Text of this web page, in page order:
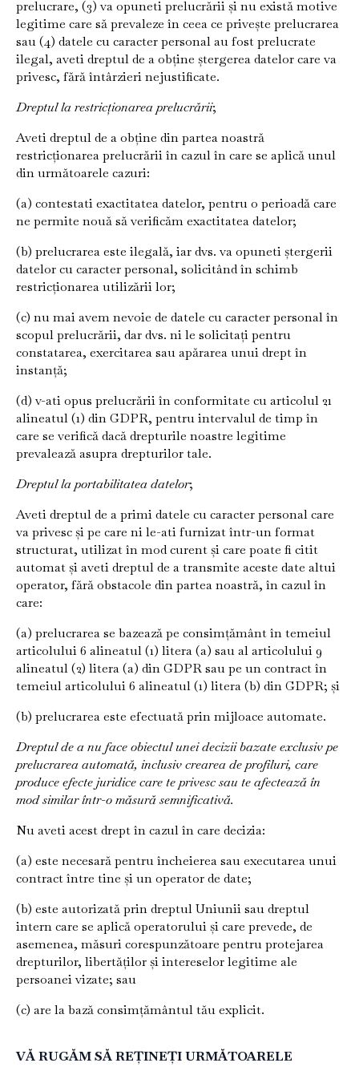
prelucrare, (3) va opuneti prelucrării și nu există motive
legitime care să prevaleze în ceea ce privește prelucrarea
sau (4) datele cu caracter personal au fost prelucrate
ilegal, aveti dreptul de a obține ștergerea datelor care va
privesc, fără întârzieri nejustificate.
Dreptul la restricționarea prelucrării;
Aveti dreptul de a obține din partea noastră
restricționarea prelucrării în cazul în care se aplică unul
din următoarele cazuri:
(a) contestati exactitatea datelor, pentru o perioadă care
ne permite nouă să verificăm exactitatea datelor;
(b) prelucrarea este ilegală, iar dvs. va opuneti ștergerii
datelor cu caracter personal, solicitând în schimb
restricționarea utilizării lor;
(c) nu mai avem nevoie de datele cu caracter personal în
scopul prelucrării, dar dvs. ni le solicitați pentru
constatarea, exercitarea sau apărarea unui drept în
instanță;
(d) v-ati opus prelucrării în conformitate cu articolul 21
alineatul (1) din GDPR, pentru intervalul de timp în
care se verifică dacă drepturile noastre legitime
prevalează asupra drepturilor tale.
Dreptul la portabilitatea datelor;
Aveti dreptul de a primi datele cu caracter personal care
va privesc și pe care ni le-ati furnizat într-un format
structurat, utilizat în mod curent și care poate fi citit
automat și aveti dreptul de a transmite aceste date altui
operator, fără obstacole din partea noastră, în cazul în
care:
(a) prelucrarea se bazează pe consimțământ în temeiul
articolului 6 alineatul (1) litera (a) sau al articolului 9
alineatul (2) litera (a) din GDPR sau pe un contract în
temeiul articolului 6 alineatul (1) litera (b) din GDPR; și
(b) prelucrarea este efectuată prin mijloace automate.
Dreptul de a nu face obiectul unei decizii bazate exclusiv pe
prelucrarea automată, inclusiv crearea de profiluri, care
produce efecte juridice care te privesc sau te afectează în
mod similar într-o măsură semnificativă.
Nu aveti acest drept în cazul în care decizia:
(a) este necesară pentru încheierea sau executarea unui
contract între tine și un operator de date;
(b) este autorizată prin dreptul Uniunii sau dreptul
intern care se aplică operatorului și care prevede, de
asemenea, măsuri corespunzătoare pentru protejarea
drepturilor, libertăților și intereselor legitime ale
persoanei vizate; sau
(c) are la bază consimțământul tău explicit.
VĂ RUGĂM SĂ REȚINEȚI URMĂTOARELE